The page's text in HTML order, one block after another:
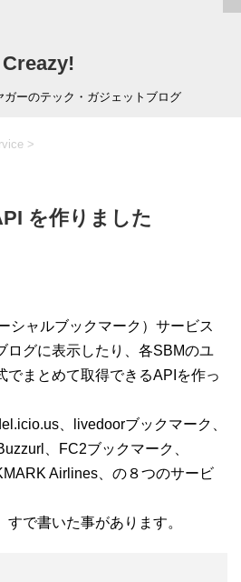
Creazy!
ーのテック・ガジェットブログ
>
を作りました
シャルブックマーク）サービス
ログに表示したり、各SBMのユ
でまとめて取得できるAPIを作っ
、livedoorブックマーク、
、FC2ブックマーク、
Airlines、の８つのサービ
で書いた事があります。